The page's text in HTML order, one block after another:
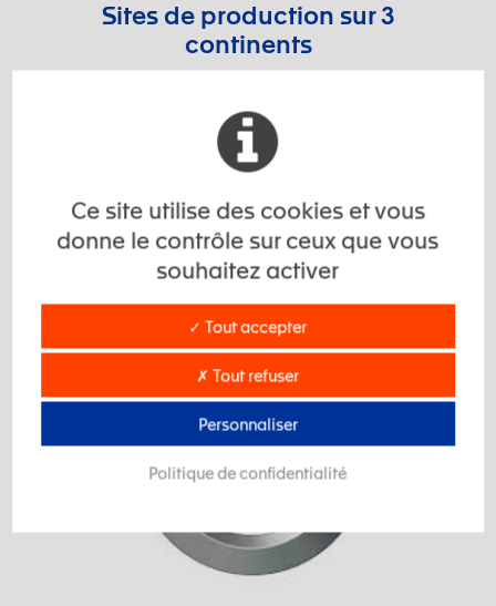
Sites de production sur 3
continents
Ce site utilise des cookies et vous
donne le contrôle sur ceux que vous
souhaitez activer
✓ Tout accepter
✗ Tout refuser
Personnaliser
Politique de confidentialité